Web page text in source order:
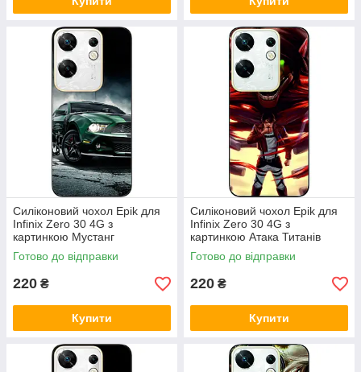
Силіконовий чохол Epik для
Infinix Zero 30 4G з
картинкою Мустанг
Готово до відправки
220 ₴
Купити
Силіконовий чохол Epik для
Infinix Zero 30 4G з
картинкою Атака Титанів
Готово до відправки
220 ₴
Купити